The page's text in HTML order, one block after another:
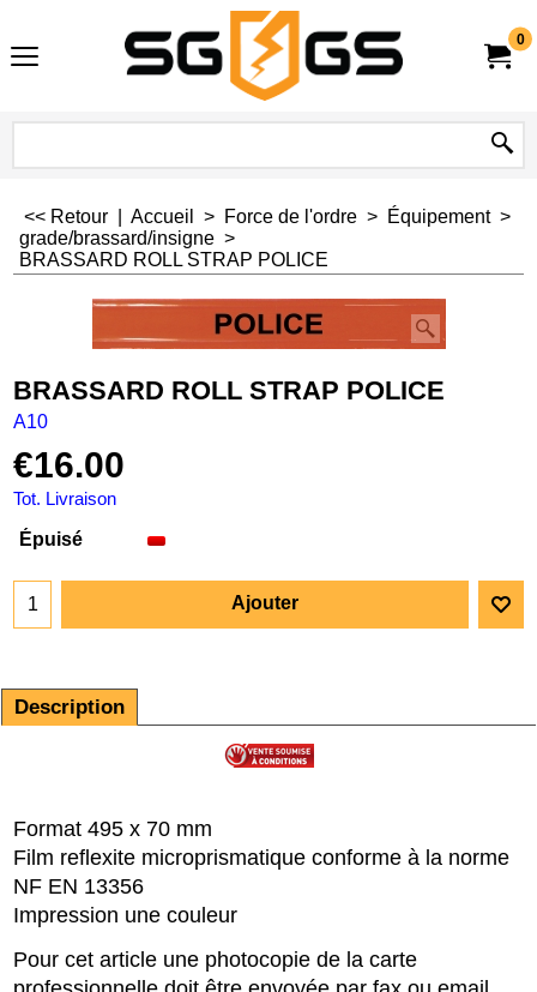
0
<< Retour Accueil > Force de l'ordre > Équipement>
grade/brassard/insigne >
BRASSARD ROLL STRAP POLICE
BRASSARD ROLL STRAP POLICE
A10
€16.00
Tot. Livraison
Épuisé
Ajouter
Description
Format 495 x 70 mm
Film reflexite microprismatique conforme à la norme
NF EN 13356
Impression une couleur
Pour cet article une photocopie de la carte